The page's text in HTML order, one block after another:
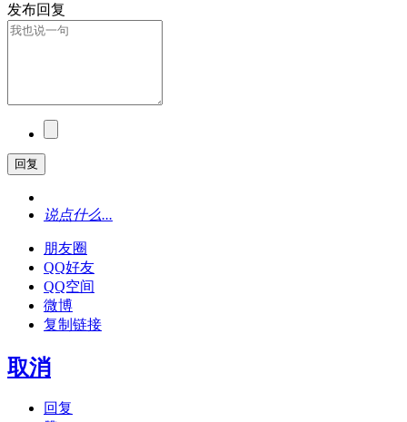
发布回复
回复
说点什么...
朋友圈
QQ好友
QQ空间
微博
复制链接
取消
回复